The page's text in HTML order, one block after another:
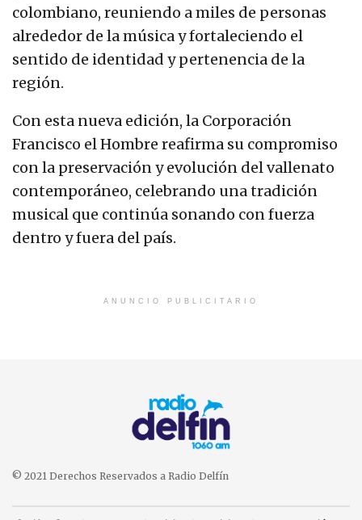
colombiano, reuniendo a miles de personas
alrededor de la música y fortaleciendo el
sentido de identidad y pertenencia de la
región.
Con esta nueva edición, la Corporación
Francisco el Hombre reafirma su compromiso
con la preservación y evolución del vallenato
contemporáneo, celebrando una tradición
musical que continúa sonando con fuerza
dentro y fuera del país.
ANUNCIO PUBLICITARIO
© 2021 Derechos Reservados a Radio Delfín